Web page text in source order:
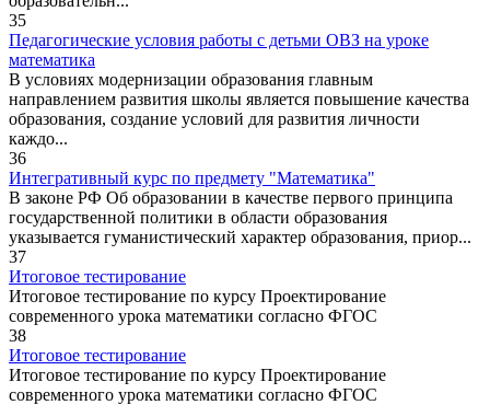
35
Педагогические условия работы с детьми ОВЗ на уроке
математика
В условиях модернизации образования главным
направлением развития школы является повышение качества
образования, создание условий для развития личности
каждо...
36
Интегративный курс по предмету "Математика"
В законе РФ Об образовании в качестве первого принципа
государственной политики в области образования
указывается гуманистический характер образования, приор...
37
Итоговое тестирование
Итоговое тестирование по курсу Проектирование
современного урока математики согласно ФГОС
38
Итоговое тестирование
Итоговое тестирование по курсу Проектирование
современного урока математики согласно ФГОС